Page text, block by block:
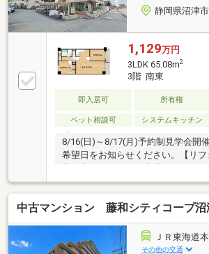
静岡県沼津
1,129万円
3LDK 65.08m2
3階 南東
即入居可 所有権
ペット相談可
システムキッチン
8/16(日)～8/17(月)予約制見学会開
希望日をお知らせください。【リ
え、システムキッチン新品交換、
換、温水洗浄便座トイレ新品交換
化粧台新品交換、建具新品交換、ク
ーゼット新品交換、火災警報器設
換【周辺施設】・愛鷹小学校まで
分）・愛鷹中学校まで900ｍ（徒歩
中古マンション 藤和シティコープ沼
ＪＲ東海道
その他の交通